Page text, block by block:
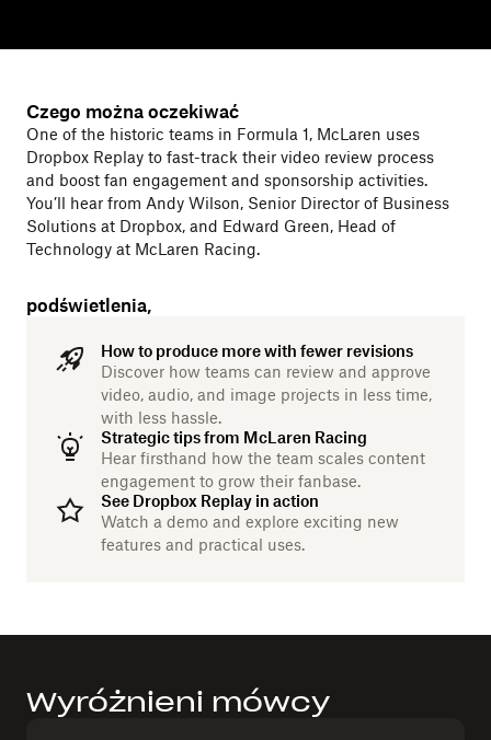
Czego można oczekiwać
One of the historic teams in Formula 1, McLaren uses
Dropbox Replay to fast-track their video review process
and boost fan engagement and sponsorship activities.
You’ll hear from Andy Wilson, Senior Director of Business
Solutions at Dropbox, and Edward Green, Head of
Technology at McLaren Racing.
podświetlenia,
How to produce more with fewer revisions
Discover how teams can review and approve
video, audio, and image projects in less time,
with less hassle.
Strategic tips from McLaren Racing
Hear firsthand how the team scales content
engagement to grow their fanbase.
See Dropbox Replay in action
Watch a demo and explore exciting new
features and practical uses.
Wyróżnieni mówcy